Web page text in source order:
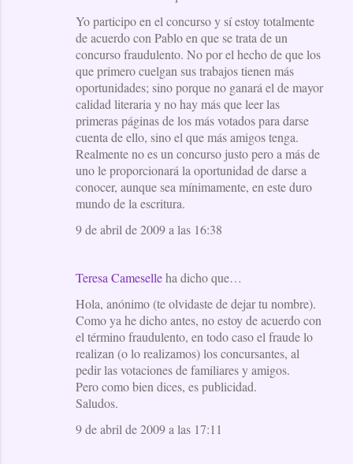
Yo participo en el concurso y sí estoy totalmente
de acuerdo con Pablo en que se trata de un
concurso fraudulento. No por el hecho de que los
que primero cuelgan sus trabajos tienen más
oportunidades; sino porque no ganará el de mayor
calidad literaria y no hay más que leer las
primeras páginas de los más votados para darse
cuenta de ello, sino el que más amigos tenga.
Realmente no es un concurso justo pero a más de
uno le proporcionará la oportunidad de darse a
conocer, aunque sea mínimamente, en este duro
mundo de la escritura.
9 de abril de 2009 a las 16:38
Teresa Cameselleha dicho que…
Hola, anónimo (te olvidaste de dejar tu nombre).
Como ya he dicho antes, no estoy de acuerdo con
el término fraudulento, en todo caso el fraude lo
realizan (o lo realizamos) los concursantes, al
pedir las votaciones de familiares y amigos.
Pero como bien dices, es publicidad.
Saludos.
9 de abril de 2009 a las 17:11